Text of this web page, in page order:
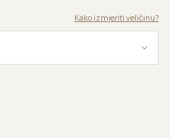
Kako izmjeriti veličinu?